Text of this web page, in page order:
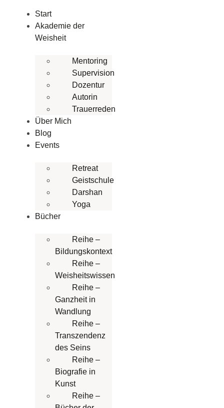
wechseln
Start
Akademie der
Weisheit
Mentoring
Supervision
Dozentur
Autorin
Trauerreden
Über Mich
Blog
Events
Retreat
Geistschule
Darshan
Yoga
Bücher
Reihe –
Bildungskontext
Reihe –
Weisheitswissen
Reihe –
Ganzheit in
Wandlung
Reihe –
Transzendenz
des Seins
Reihe –
Biografie in
Kunst
Reihe –